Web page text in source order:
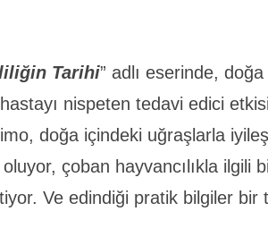
Tarihi” adlı eserinde,
nispeten tedavi edici
doğa içindeki uğraşlarla
çoban hayvancılıkla ilgili
Ve edindiği pratik bilgiler bir